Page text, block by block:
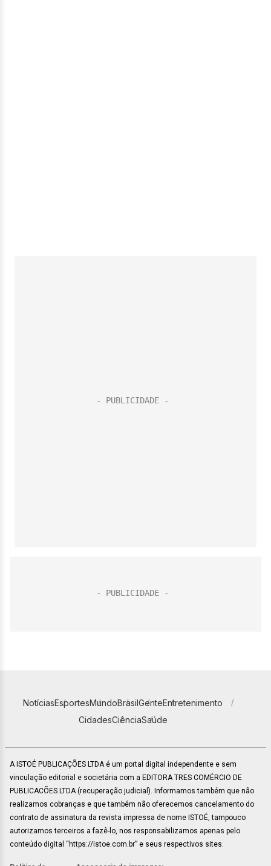
NotíciasEsportesMundoBrasilGenteEntretenimento
CidadesCiênciaSaúde
A ISTOÉ PUBLICAÇÕES LTDA é um portal digital independente e sem
vinculação editorial e societária com a EDITORA TRES COMÉRCIO DE
PUBLICACÕES LTDA (recuperação judicial). Informamos também que não
realizamos cobranças e que também não oferecemos cancelamento do
contrato de assinatura da revista impressa de nome ISTOÉ, tampouco
autorizamos terceiros a fazê-lo, nos responsabilizamos apenas pelo
conteúdo digital “https://istoe.com.br” e seus respectivos sites.